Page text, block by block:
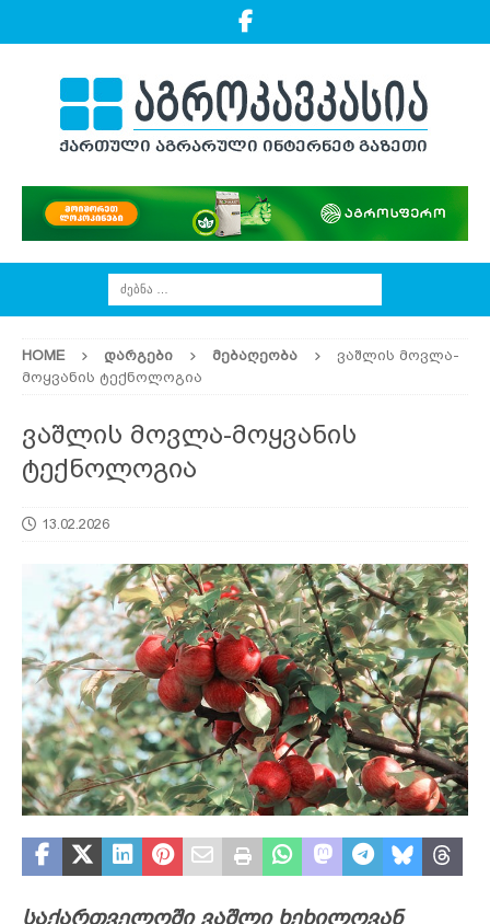
HOME ᲓᲐᲠᲒᲔᲑᲘ ᲛᲔᲑᲐᲦᲔᲝᲑᲐ
ვაშლის მოვლა-
მოყვანის ტექნოლოგია
ვაშლის მოვლა-მოყვანის
ტექნოლოგია
13.02.2026
საქართველოში ვაშლი ხეხილოვან